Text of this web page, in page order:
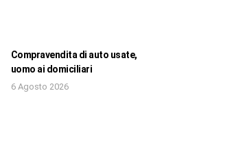
Compravendita di auto usate,
uomo ai domiciliari
6 Agosto 2026